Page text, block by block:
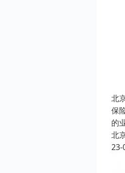
北
保
的
北
23-